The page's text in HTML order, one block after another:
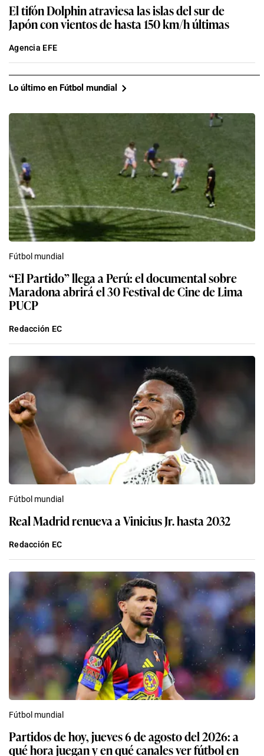
El tifón Dolphin atraviesa las islas del sur de
Japón con vientos de hasta 150 km/h últimas
Agencia EFE
Lo último en Fútbol mundial
Fútbol mundial
“El Partido” llega a Perú: el documental sobre
Maradona abrirá el 30 Festival de Cine de Lima
PUCP
Redacción EC
Fútbol mundial
Real Madrid renueva a Vinicius Jr. hasta 2032
Redacción EC
Fútbol mundial
Partidos de hoy, jueves 6 de agosto del 2026: a
qué hora juegan y en qué canales ver fútbol en